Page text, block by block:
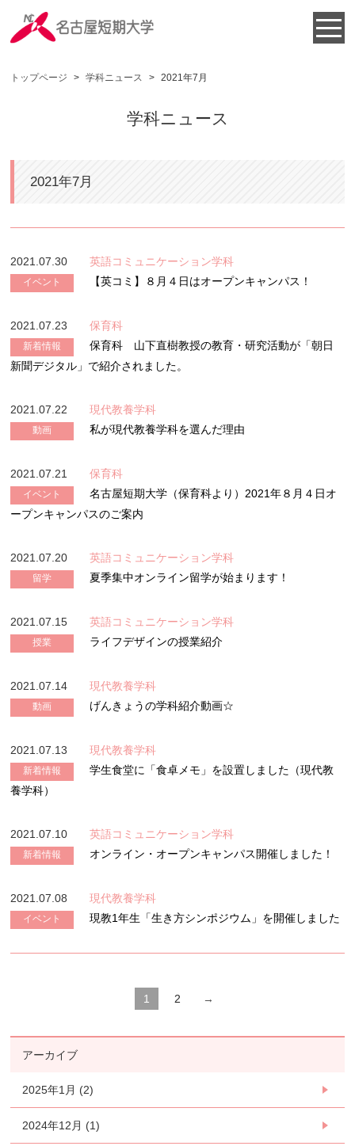
トップページ > 学科ニュース > 2021年7月
学科ニュース
2021年7月
2021.07.30 英語コミュニケーション学科
イベント 【英コミ】８月４日はオープンキャンパス！
2021.07.23 保育科
新着情報
保育科 山下直樹教授の教育・研究活動が「朝日
新聞デジタル」で紹介されました。
2021.07.22 現代教養学科
動画 私が現代教養学科を選んだ理由
2021.07.21 保育科
イベント
名古屋短期大学（保育科より）2021年８月４日オ
ープンキャンパスのご案内
2021.07.20 英語コミュニケーション学科
留学 夏季集中オンライン留学が始まります！
2021.07.15 英語コミュニケーション学科
授業 ライフデザインの授業紹介
2021.07.14 現代教養学科
動画 げんきょうの学科紹介動画☆
2021.07.13 現代教養学科
新着情報
学生食堂に「食卓メモ」を設置しました（現代教
養学科）
2021.07.10 英語コミュニケーション学科
新着情報 オンライン・オープンキャンパス開催しました！
2021.07.08 現代教養学科
イベント 現教1年生「生き方シンポジウム」を開催しました
1 2 →
アーカイブ
2025年1月 (2)
2024年12月 (1)